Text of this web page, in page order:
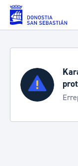
Eduki nagusira joan